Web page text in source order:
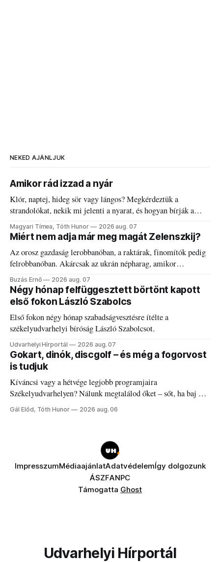
NEKED AJÁNLJUK
Amikor rád izzad a nyár
Klór, naptej, hideg sör vagy lángos? Megkérdeztük a
strandolókat, nekik mi jelenti a nyarat, és hogyan bírják a
kánikulát.
Magyari Tímea, Tóth Hunor 2026 aug. 07
Miért nem adja már meg magát Zelenszkij?
Az orosz gazdaság lerobbanóban, a raktárak, finomítók pedig
felrobbanóban. Akárcsak az ukrán népharag, amikor
elégedetlen vezetőivel.
Buzás Ernő 2026 aug. 07
Négy hónap felfüggesztett börtönt kapott
első fokon László Szabolcs
Első fokon négy hónap szabadságvesztésre ítélte a
székelyudvarhelyi bíróság László Szabolcsot.
Udvarhelyi Hírportál 2026 aug. 07
Gokart, dinók, discgolf – és még a fogorvost
is tudjuk
Kíváncsi vagy a hétvége legjobb programjaira
Székelyudvarhelyen? Nálunk megtalálod őket – sőt, ha baj van
a fogaddal, a fogorvosi ügyeletet is!
Gál Előd, Tóth Hunor 2026 aug. 06
ImpresszumMédiaajánlatAdatvédelemÍgy dolgozunk
ÁSZFANPC
Támogatta Ghost
Udvarhelyi Hírportál